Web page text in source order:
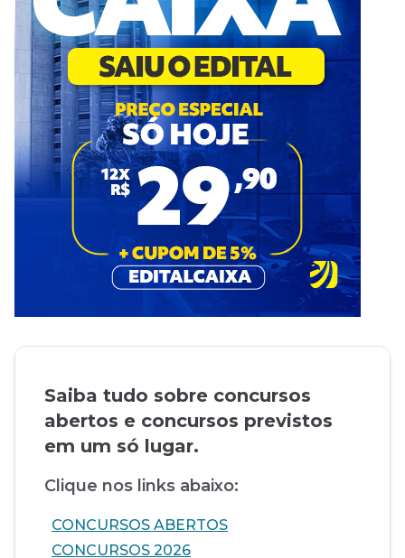
Saiba tudo sobre concursos
abertos e concursos previstos
em um só lugar.
Clique nos links abaixo:
CONCURSOS ABERTOS
CONCURSOS 2026